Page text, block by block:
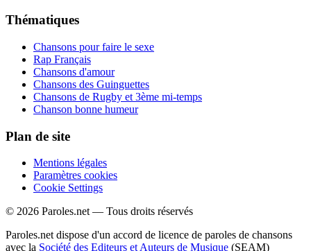
Thématiques
Chansons pour faire le sexe
Rap Français
Chansons d'amour
Chansons des Guinguettes
Chansons de Rugby et 3ème mi-temps
Chanson bonne humeur
Plan de site
Mentions légales
Paramètres cookies
Cookie Settings
© 2026 Paroles.net — Tous droits réservés
Paroles.net dispose d'un accord de licence de paroles de chansons
avec la Société des Editeurs et Auteurs de Musique (SEAM)